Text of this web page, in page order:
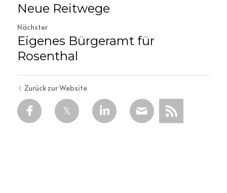
Neue Reitwege
Nächster
Eigenes Bürgeramt für
Rosenthal
Zurück zur Website